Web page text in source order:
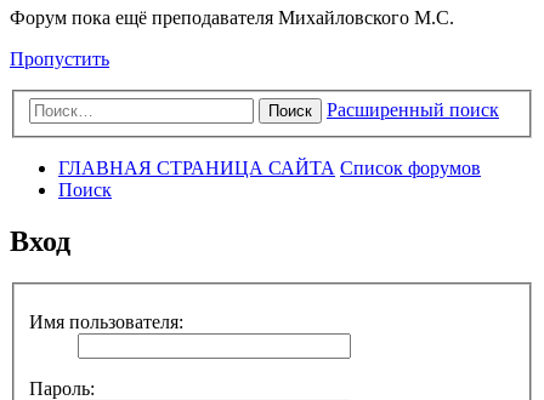
Форум пока ещё преподавателя Михайловского М.С.
Пропустить
Поиск Расширенный поиск
ГЛАВНАЯ СТРАНИЦА САЙТА Список форумов
Поиск
Вход
Имя пользователя:
Пароль: